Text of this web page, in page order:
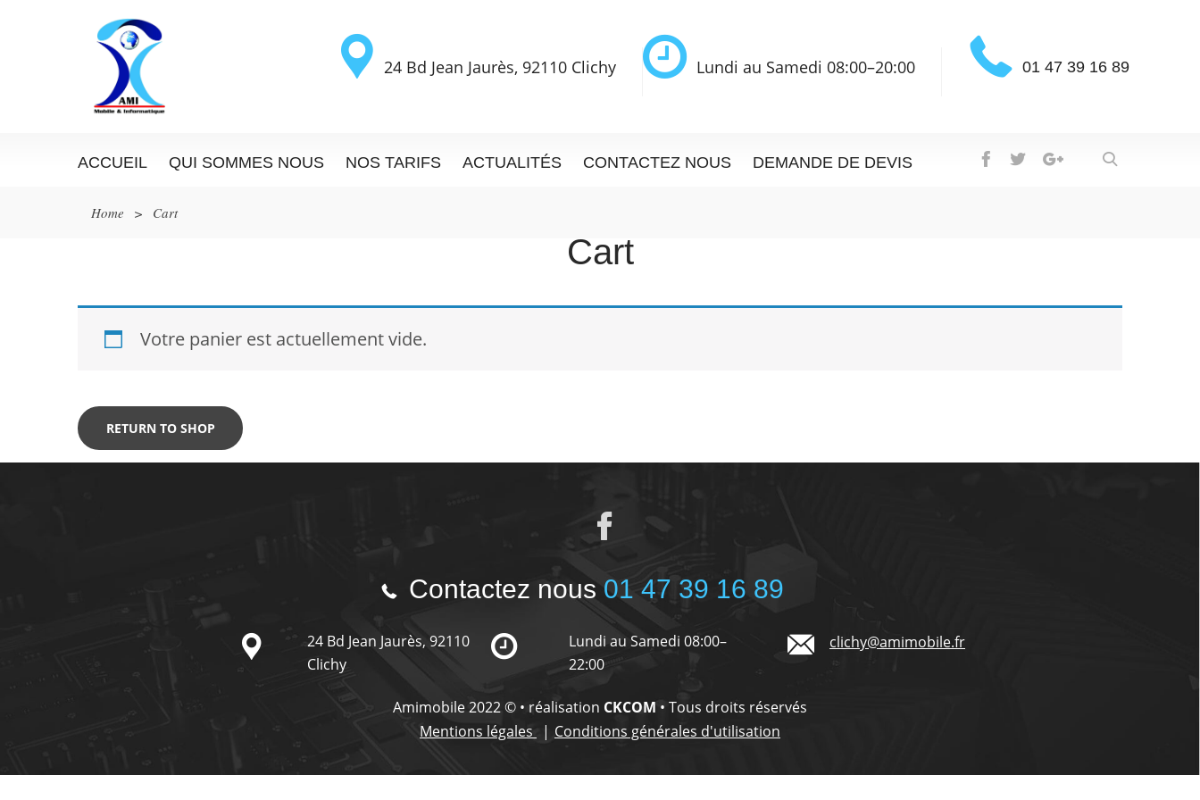
24 Bd Jean Jaurès, 92110 Clichy Lundi au Samedi 08:00–20:00 01 47 39 16 89
ACCUEIL QUI SOMMES NOUS NOS TARIFS ACTUALITÉS CONTACTEZ NOUS DEMANDE DE DEVIS
Home > Cart
Cart
Votre panier est actuellement vide.
RETURN TO SHOP
Contactez nous 01 47 39 16 89
24 Bd Jean Jaurès, 92110
Clichy
Lundi au Samedi 08:00–
22:00
clichy@amimobile.fr
Amimobile 2022 © • réalisation CKCOM • Tous droits réservés
Mentions légales
Conditions générales d'utilisation